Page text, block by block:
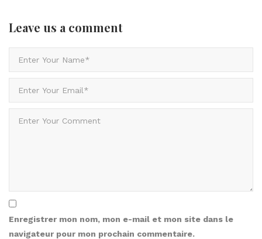
Leave us a comment
Enregistrer mon nom, mon e-mail et mon site dans le
navigateur pour mon prochain commentaire.